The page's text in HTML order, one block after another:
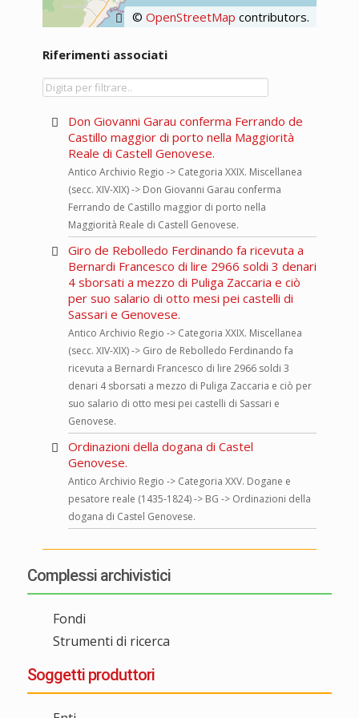
© OpenStreetMap contributors.
Riferimenti associati
Don Giovanni Garau conferma Ferrando de
Castillo maggior di porto nella Maggiorità
Reale di Castell Genovese.
Antico Archivio Regio -> Categoria XXIX. Miscellanea
(secc. XIV-XIX) -> Don Giovanni Garau conferma
Ferrando de Castillo maggior di porto nella
Maggiorità Reale di Castell Genovese.
Giro de Rebolledo Ferdinando fa ricevuta a
Bernardi Francesco di lire 2966 soldi 3 denari
4 sborsati a mezzo di Puliga Zaccaria e ciò
per suo salario di otto mesi pei castelli di
Sassari e Genovese.
Antico Archivio Regio -> Categoria XXIX. Miscellanea
(secc. XIV-XIX) -> Giro de Rebolledo Ferdinando fa
ricevuta a Bernardi Francesco di lire 2966 soldi 3
denari 4 sborsati a mezzo di Puliga Zaccaria e ciò per
suo salario di otto mesi pei castelli di Sassari e
Genovese.
Ordinazioni della dogana di Castel
Genovese.
Antico Archivio Regio -> Categoria XXV. Dogane e
pesatore reale (1435-1824) -> BG -> Ordinazioni della
dogana di Castel Genovese.
Complessi archivistici
Fondi
Strumenti di ricerca
Soggetti produttori